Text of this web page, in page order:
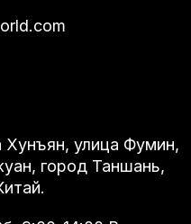
Хунъян, улица Фумин,
город Таншань,